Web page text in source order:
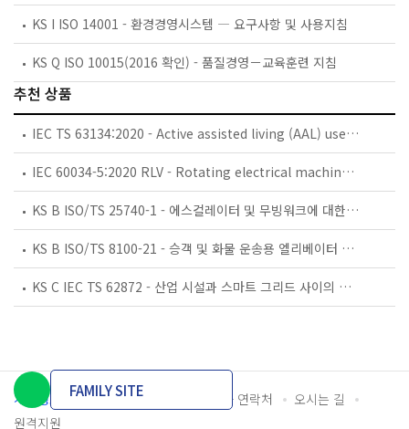
KS I ISO 14001 - 환경경영시스템 ― 요구사항 및 사용지침
KS Q ISO 10015(2016 확인) - 품질경영－교육훈련 지침
추천 상품
IEC TS 63134:2020 - Active assisted living (AAL) use cases
IEC 60034-5:2020 RLV - Rotating electrical machines - Part 5: Degrees of protection provided by the integral design of rotating electrical machines (IP code) - Classification
KS B ISO/TS 25740-1 - 에스컬레이터 및 무빙워크에 대한 안전요건 — 제1부: 세계공통 필수 안전요건(GESRs)
KS B ISO/TS 8100-21 - 승객 및 화물 운송용 엘리베이터 —제21부: 세계공통 필수안전요건(GESRs)을 충족하는 세계공통 안전 파라미터(GSPs)
KS C IEC TS 62872 - 산업 시설과 스마트 그리드 사이의 산업 공정 측정, 제어 및 자동화 시스템 인터페이스
개인정보처리방침 이용약관 담당자 연락처
오시는 길
원격지원
FAMILY SITE